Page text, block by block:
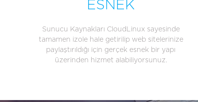
ESNEK
Sunucu Kaynakları CloudLinux sayesinde
tamamen izole hale getirilip web sitelerinize
paylaştırıldığı için gerçek esnek bir yapı
üzerinden hizmet alabiliyorsunuz.